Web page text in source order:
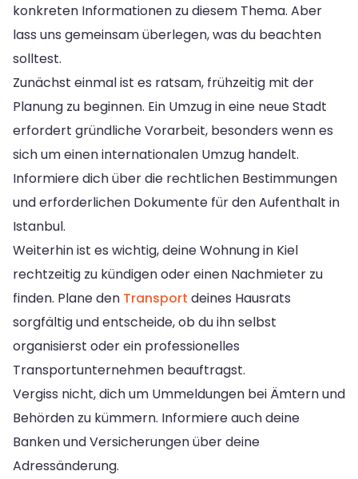
konkreten Informationen zu diesem Thema. Aber
lass uns gemeinsam überlegen, was du beachten
solltest.
Zunächst einmal ist es ratsam, frühzeitig mit der
Planung zu beginnen. Ein Umzug in eine neue Stadt
erfordert gründliche Vorarbeit, besonders wenn es
sich um einen internationalen Umzug handelt.
Informiere dich über die rechtlichen Bestimmungen
und erforderlichen Dokumente für den Aufenthalt in
Istanbul.
Weiterhin ist es wichtig, deine Wohnung in Kiel
rechtzeitig zu kündigen oder einen Nachmieter zu
finden. Plane den Transport deines Hausrats
sorgfältig und entscheide, ob du ihn selbst
organisierst oder ein professionelles
Transportunternehmen beauftragst.
Vergiss nicht, dich um Ummeldungen bei Ämtern und
Behörden zu kümmern. Informiere auch deine
Banken und Versicherungen über deine
Adressänderung.